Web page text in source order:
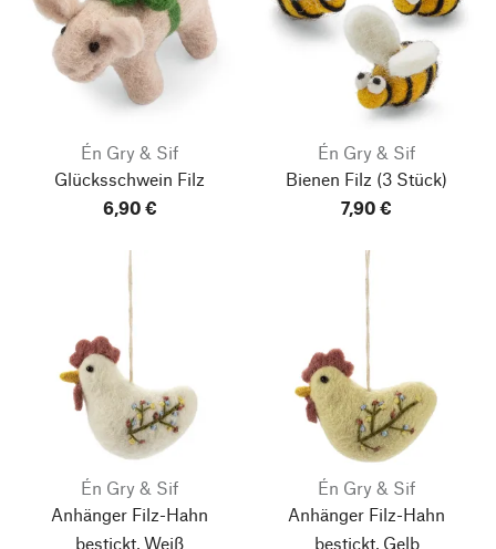
Én Gry & Sif
Glücksschwein Filz
6,90 €
Én Gry & Sif
Bienen Filz (3 Stück)
7,90 €
Én Gry & Sif
Anhänger Filz-Hahn
bestickt, Weiß
Én Gry & Sif
Anhänger Filz-Hahn
bestickt, Gelb